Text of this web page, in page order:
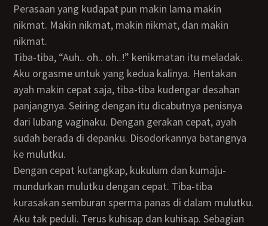
Perasaan yang kudapat pun makin lama makin
nikmat. Makin nikmat, makin nikmat, dan makin
nikmat.
Tiba-tiba, “Auh.. oh.. oh..!” kenikmatan itu meladak.
Aku orgasme untuk yang kedua kalinya. Hentakan
ayah makin cepat saja, tiba-tiba kudengar desahan
panjangnya. Seiring dengan itu dicabutnya penisnya
dari lubang vaginaku. Dengan gerakan cepat, ayah
sudah berada di depanku. Disodorkannya batangnya
ke mulutku.
Dengan cepat kutangkap, kukulum dan kumaju-
mundurkan mulutku dengan cepat. Tiba-tiba
kurasakan semburan sperma panas di dalam mulutku.
Aku tak peduli. Terus kuhisap dan kuhisap. Sebagian